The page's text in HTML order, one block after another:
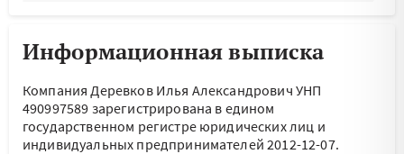
Информационная выписка
Компания Деревков Илья Александрович УНП
490997589 зарегистрирована в едином
государственном регистре юридических лиц и
индивидуальных предпринимателей 2012-12-07.